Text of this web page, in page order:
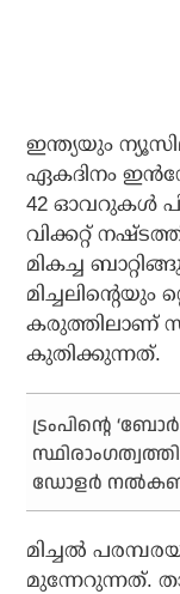
ഇന്ത്യയും
ഏകദിനം
42 ഓവറുകള്‍
വിക്കറ്റ്
മികച്ച
മിച്ചലിന്റെയും
കരുത്തിലാണ്
കുതിക്കുന്നത്.
ട്രംപിന്റെ
ഡോളർ നൽകണം:
മിച്ചല്‍
മുന്നേറുന്നത്.